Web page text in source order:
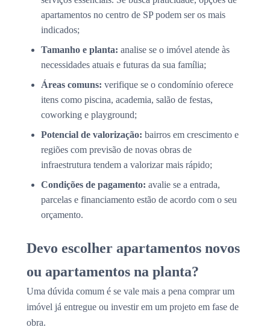
apartamentos no centro de SP podem ser os mais
indicados;
Tamanho e planta: analise se o imóvel atende às
necessidades atuais e futuras da sua família;
Áreas comuns: verifique se o condomínio oferece
itens como piscina, academia, salão de festas,
coworking e playground;
Potencial de valorização: bairros em crescimento e
regiões com previsão de novas obras de
infraestrutura tendem a valorizar mais rápido;
Condições de pagamento: avalie se a entrada,
parcelas e financiamento estão de acordo com o seu
orçamento.
Devo escolher apartamentos novos
ou apartamentos na planta?
Uma dúvida comum é se vale mais a pena comprar um
imóvel já entregue ou investir em um projeto em fase de
obra.